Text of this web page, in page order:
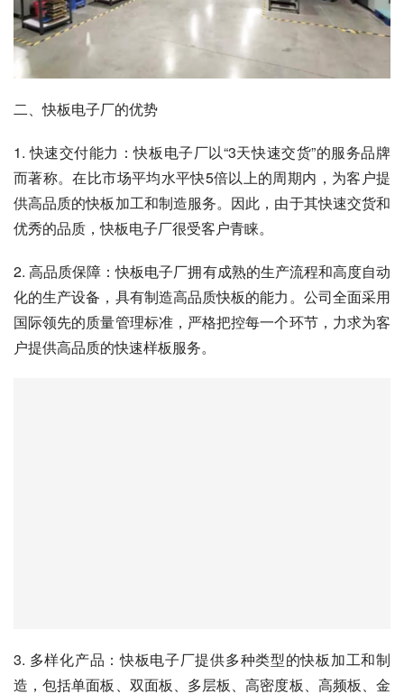
二、快板电子厂的优势
1. 快速交付能力：快板电子厂以“3天快速交货”的服务品牌
而著称。在比市场平均水平快5倍以上的周期内，为客户提
供高品质的快板加工和制造服务。因此，由于其快速交货和
优秀的品质，快板电子厂很受客户青睐。
2. 高品质保障：快板电子厂拥有成熟的生产流程和高度自动
化的生产设备，具有制造高品质快板的能力。公司全面采用
国际领先的质量管理标准，严格把控每一个环节，力求为客
户提供高品质的快速样板服务。
3. 多样化产品：快板电子厂提供多种类型的快板加工和制
造，包括单面板、双面板、多层板、高密度板、高频板、金